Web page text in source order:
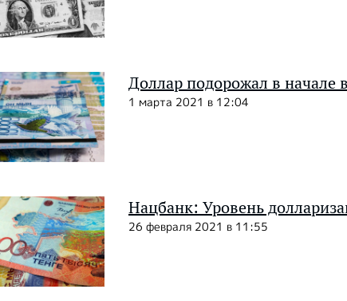
Доллар подорожал в начале
1 марта 2021 в 12:04
Нацбанк: Уровень
26 февраля 2021 в 11:55